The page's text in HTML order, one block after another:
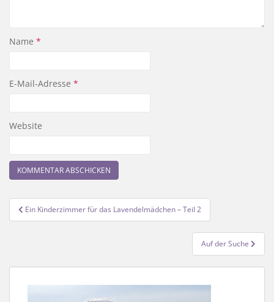
Name *
E-Mail-Adresse *
Website
Beitragsnavigation
Ein Kinderzimmer für das Lavendelmädchen – Teil 2
Auf der Suche